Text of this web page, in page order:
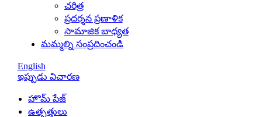
చరిత్ర
ప్రదర్శన ప్రణాళిక
సామాజిక బాధ్యత
మమ్మల్ని సంప్రదించండి
English
ఇప్పుడు విచారణ
హొమ్ పేజ్
ఉత్పత్తులు